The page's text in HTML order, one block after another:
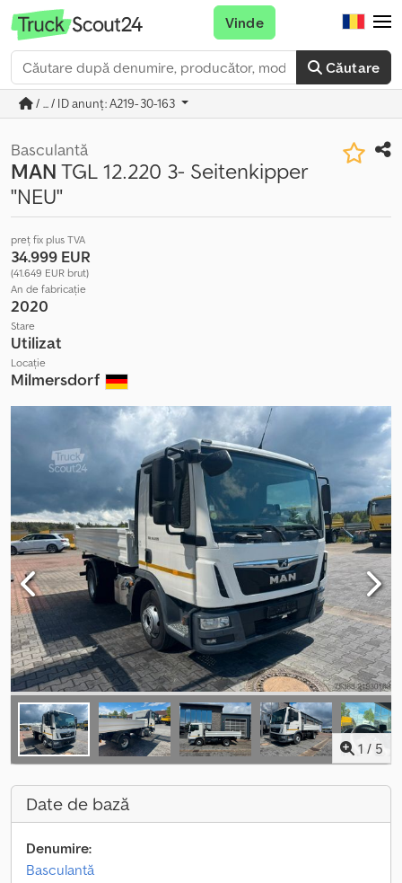
Căutare
Vinde
/ ... / ID anunț: A219-30-163
Basculantă
MANTGL 12.220 3- Seitenkipper
"NEU"
preț fix plus TVA
34.999 EUR
(41.649 EUR brut)
An de fabricație
2020
Stare
Utilizat
Locație
Milmersdorf
1 / 5
Date de bază
Denumire:
Basculantă